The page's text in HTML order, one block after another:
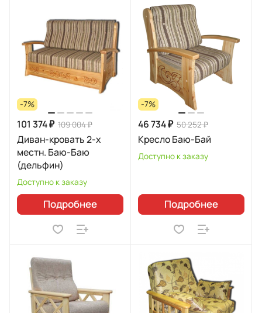
-7%
101 374 ₽ 109 004 ₽
Диван-кровать 2-х
местн. Баю-Баю
(дельфин)
Доступно к заказу
Подробнее
-7%
46 734 ₽ 50 252 ₽
Кресло Баю-Бай
Доступно к заказу
Подробнее